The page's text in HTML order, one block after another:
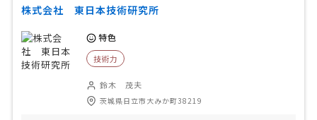
株式会社 東日本技術研究所
特色
技術力
鈴木 茂夫
茨城県日立市大みか町38219